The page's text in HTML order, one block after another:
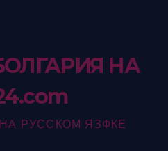
НА
РУССКОМ ЯЗФКЕ